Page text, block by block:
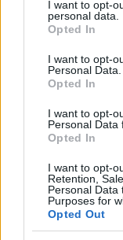
not limited to your
grant or deny
use your data for
consent section.
I want to opt-
personal data.
Opted In
I want to opt-
Personal Data.
Opted In
I want to opt-
Personal Data
Opted In
I want to opt-
Retention,
Personal Data
Purposes for
Opted Out
news
updates
και